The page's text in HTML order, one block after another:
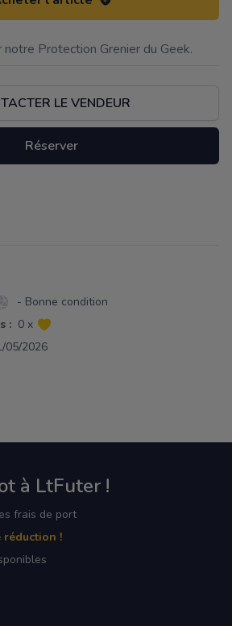
notre Protection Grenier du Geek.
LE VENDEUR
Réserver
- Bonne condition
: 0 x
05/2026
à LtFuter !
frais de port
réduction !